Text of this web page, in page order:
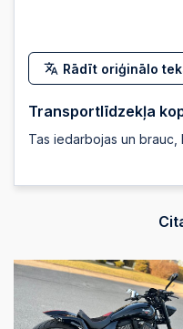
Rādīt oriģinālo
Transportlīdzekļa
Tas iedarbojas un